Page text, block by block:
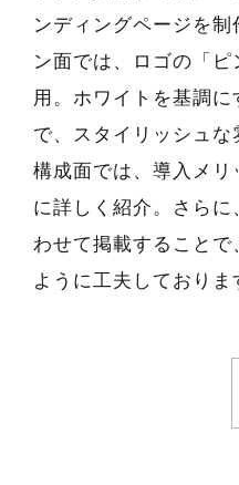
ンディングページを
ン面では、ロゴの「
用。ホワイトを基調
で、スタイリッシュな
構成面では、導入メリ
に詳しく紹介。さら
わせて掲載すること
ように工夫しておりま